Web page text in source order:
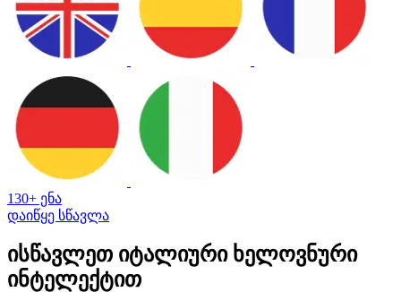
130+ ენა
დაიწყე სწავლა
ისწავლეთ იტალიური ხელოვნური
ინტელექტით